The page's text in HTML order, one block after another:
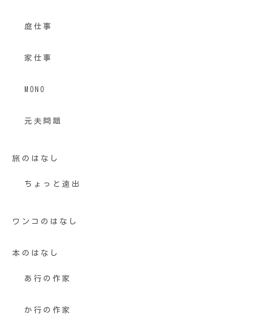
庭仕事
家仕事
MONO
元夫問題
旅のはなし
ちょっと遠出
ワンコのはなし
本のはなし
あ行の作家
か行の作家